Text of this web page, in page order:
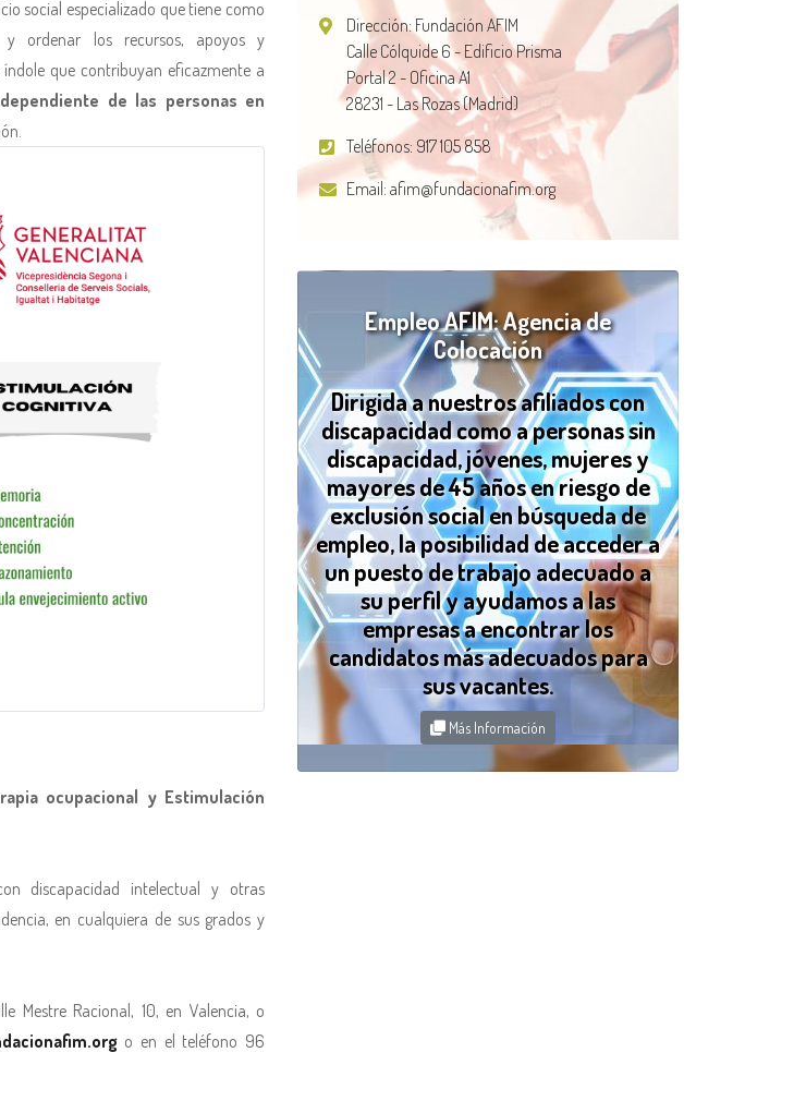
social especializado que tiene como
y ordenar los recursos, apoyos y
que contribuyan eficazmente a
de las personas en
ocupacional y Estimulación
discapacidad intelectual y otras
en cualquiera de sus grados y
Mestre Racional, 10, en Valencia, o
o en el teléfono 96
Dirección: Fundación AFIM
Calle Cólquide 6 - Edificio Prisma
Portal 2 - Oficina A1
28231 - Las Rozas (Madrid)
Teléfonos: 917 105 858
Email: afim@fundacionafim.org
Empleo AFIM: Agencia de
Colocación
Dirigida a nuestros afiliados con
discapacidad como a personas sin
discapacidad, jóvenes, mujeres y
mayores de 45 años en riesgo de
exclusión social en búsqueda de
empleo, la posibilidad de acceder a
un puesto de trabajo adecuado a
su perfil y ayudamos a las
empresas a encontrar los
candidatos más adecuados para
sus vacantes.
Más Información